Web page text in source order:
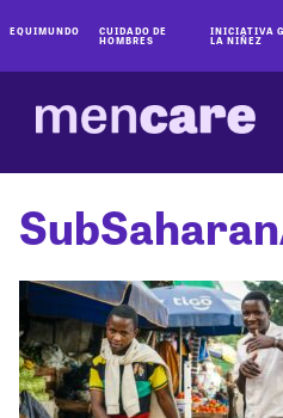
EQUIMUNDO CUIDADO DE
HOMBRES
INICIATIVA
LA NIÑEZ